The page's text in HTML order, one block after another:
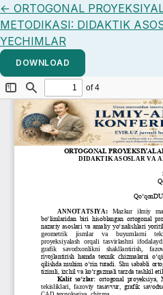
← Return to Article Details
ORTOGONAL
METODIKASI: DIDAKTIK
YECHIMLAR
DOWNLOAD